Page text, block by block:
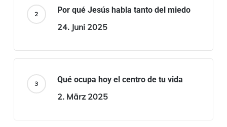
Por qué Jesús habla tanto del miedo
24. Juni 2025
Qué ocupa hoy el centro de tu vida
2. März 2025